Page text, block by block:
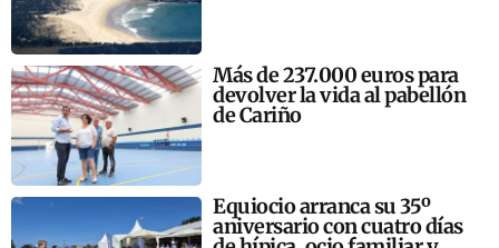
Más de 237.000 euros para
devolver la vida al pabellón
de Cariño
Equiocio arranca su 35º
aniversario con cuatro días